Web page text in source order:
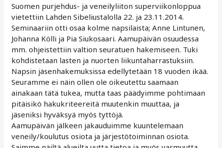
Suomen purjehdus- ja veneilyliiton superviikonloppua
vietettiin Lahden Sibeliustalolla 22. ja 23.11.2014.
Seminaariin otti osaa kolme napsilaista; Anne Lintunen,
Johanna Kölli ja Pia Siukosaari. Aamupäivän osuudessa
mm. ohjeistettiin valtion seuratuen hakemiseen. Tuki
kohdistetaan lasten ja nuorten liikuntaharrastuksiin.
Napsin jäsenhakemuksissa edellytetään 18 vuoden ikää.
Seuramme ei näin ollen ole oikeutettu saamaan
ainakaan tätä tukea, mutta taas päädyimme pohtimaan
pitäisikö hakukriteereitä muutenkin muuttaa, ja
jäseniksi hyväksyä myös tyttöjä.
Aamupäivän jälkeen jakauduimme kuuntelemaan
veneily/koulutus osiota ja järjestötoiminnan osiota.